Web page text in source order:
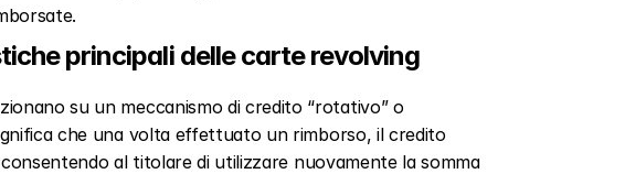
principali delle carte revolving
su un meccanismo di credito “rotativo” o
che una volta effettuato un rimborso, il credito
al titolare di utilizzare nuovamente la somma